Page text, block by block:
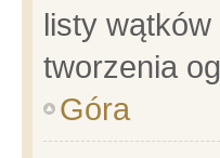
listy
tworzenia
Góra